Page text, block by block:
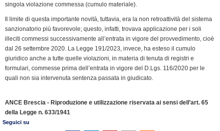
singola violazione commessa (cumulo materiale).
Il limite di questa importante novità, tuttavia, era la non retroattività del sistema
sanzionatorio più favorevole; questo, infatti, trovava applicazione per i soli
illeciti commessi successivamente all’entrata in vigore del provvedimento, cioè
dal 26 settembre 2020. La Legge 191/2023, invece, ha esteso il cumulo
giuridico anche a tutte quelle violazioni, in materia di tenuta di registri e
formulari, commesse prima dell’entrata in vigore del D.Lgs. 116/2020 per le
quali non sia intervenuta sentenza passata in giudicato.
ANCE Brescia - Riproduzione e utilizzazione riservata ai sensi dell’art. 65
della Legge n. 633/1941
Seguici su